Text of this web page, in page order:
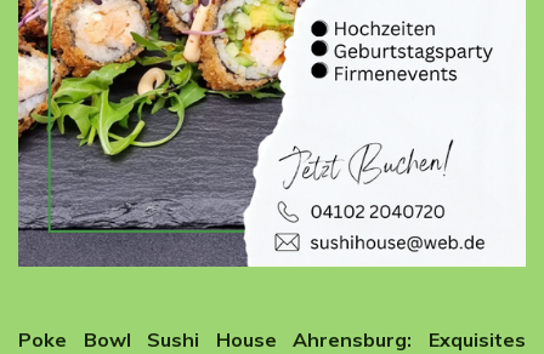
Poke Bowl Sushi House Ahrensburg: Exquisites